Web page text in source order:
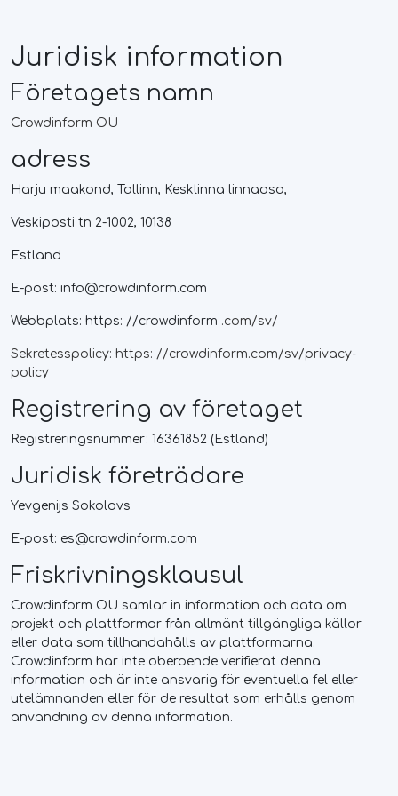
Juridisk information
Företagets namn
Crowdinform OÜ
adress
Harju maakond, Tallinn, Kesklinna linnaosa,
Veskiposti tn 2-1002, 10138
Estland
E-post: info@crowdinform.com
Webbplats: https: //crowdinform .com/sv/
Sekretesspolicy: https: //crowdinform.com/sv/privacy-
policy
Registrering av företaget
Registreringsnummer: 16361852 (Estland)
Juridisk företrädare
Yevgenijs Sokolovs
E-post: es@crowdinform.com
Friskrivningsklausul
Crowdinform OU samlar in information och data om
projekt och plattformar från allmänt tillgängliga källor
eller data som tillhandahålls av plattformarna.
Crowdinform har inte oberoende verifierat denna
information och är inte ansvarig för eventuella fel eller
utelämnanden eller för de resultat som erhålls genom
användning av denna information.